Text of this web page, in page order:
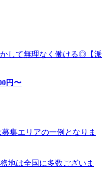
して無理なく働ける◎【派
円〜
集エリアの一例となりま
地は全国に多数ございま